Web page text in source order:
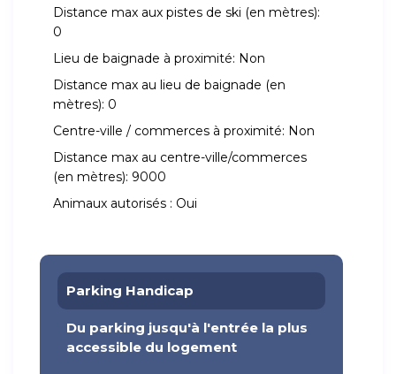
Distance max aux pistes de ski (en mètres):
0
Lieu de baignade à proximité: Non
Distance max au lieu de baignade (en
mètres): 0
Centre-ville / commerces à proximité: Non
Distance max au centre-ville/commerces
(en mètres): 9000
Animaux autorisés : Oui
Parking Handicap
Du parking jusqu'à l'entrée la plus
accessible du logement